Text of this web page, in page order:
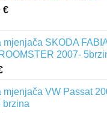
€
mjenjača SKODA FABIA
2007-
mjenjača VW Passat
brzina